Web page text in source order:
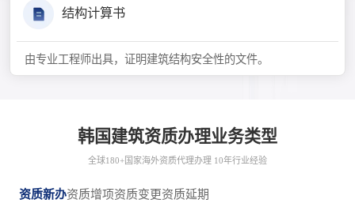
结构计算书
由专业工程师出具，证明建筑结构安全性的文件。
韩国建筑资质办理业务类型
全球180+国家海外资质代理办理 10年行业经验
资质新办资质增项资质变更资质延期